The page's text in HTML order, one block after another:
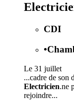
CDI
•
Le 31 juillet
...cadre de son
Electricien.ne
rejoindre...